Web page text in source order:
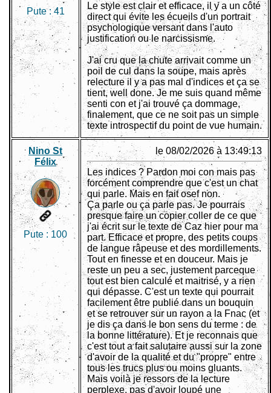
Pute :41
Le style est clair et efficace, il y a un côté
direct qui évite les écueils d'un portrait
psychologique versant dans l'auto
justification ou le narcissisme.
J'ai cru que la chute arrivait comme un
poil de cul dans la soupe, mais après
relecture il y a pas mal d'indices et ça se
tient, well done. Je me suis quand même
senti con et j'ai trouvé ça dommage,
finalement, que ce ne soit pas un simple
texte introspectif du point de vue humain.
Nino St
Félix
Pute : 100
le 08/02/2026 à 13:49:13
Les indices ? Pardon moi con mais pas
forcément comprendre que c'est un chat
qui parle. Mais en fait osef non.
Ça parle ou ça parle pas. Je pourrais
presque faire un copier coller de ce que
j'ai écrit sur le texte de Caz hier pour ma
part. Efficace et propre, des petits coups
de langue râpeuse et des mordillements.
Tout en finesse et en douceur. Mais je
reste un peu a sec, justement parceque
tout est bien calculé et maitrisé, y a rien
qui dépasse. C'est un texte qui pourrait
facilement être publié dans un bouquin
et se retrouver sur un rayon a la Fnac (et
je dis ça dans le bon sens du terme : de
la bonne littérature). Et je reconnais que
c'est tout a fait salutaire aussi sur la zone
d'avoir de la qualité et du "propre" entre
tous les trucs plus ou moins gluants.
Mais voilà je ressors de la lecture
perplexe, pas d'avoir loupé une